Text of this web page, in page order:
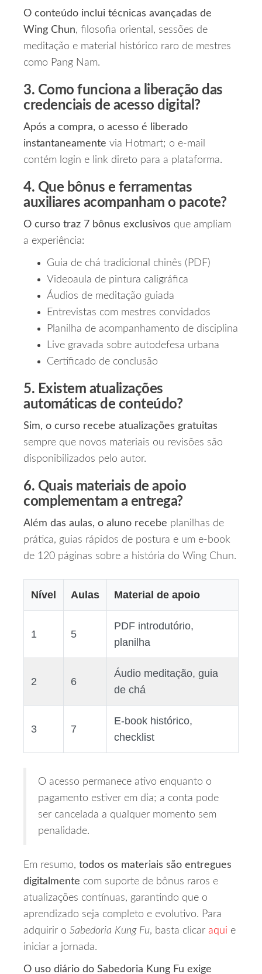
O conteúdo inclui técnicas avançadas de
Wing Chun, filosofia oriental, sessões de
meditação e material histórico raro de mestres
como Pang Nam.
3. Como funciona a liberação das
credenciais de acesso digital?
Após a compra, o acesso é liberado
instantaneamente via Hotmart; o e‑mail
contém login e link direto para a plataforma.
4. Que bônus e ferramentas
auxiliares acompanham o pacote?
O curso traz 7 bônus exclusivos que ampliam
a experiência:
Guia de chá tradicional chinês (PDF)
Videoaula de pintura caligráfica
Áudios de meditação guiada
Entrevistas com mestres convidados
Planilha de acompanhamento de disciplina
Live gravada sobre autodefesa urbana
Certificado de conclusão
5. Existem atualizações
automáticas de conteúdo?
Sim, o curso recebe atualizações gratuitas
sempre que novos materiais ou revisões são
disponibilizados pelo autor.
6. Quais materiais de apoio
complementam a entrega?
Além das aulas, o aluno recebe planilhas de
prática, guias rápidos de postura e um e‑book
de 120 páginas sobre a história do Wing Chun.
Nível Aulas Material de apoio
1 5
PDF introdutório,
planilha
2 6
Áudio meditação, guia
de chá
3 7
E‑book histórico,
checklist
O acesso permanece ativo enquanto o
pagamento estiver em dia; a conta pode
ser cancelada a qualquer momento sem
penalidade.
Em resumo, todos os materiais são entregues
digitalmente com suporte de bônus raros e
atualizações contínuas, garantindo que o
aprendizado seja completo e evolutivo. Para
adquirir o Sabedoria Kung Fu, basta clicar aqui e
iniciar a jornada.
O uso diário do Sabedoria Kung Fu exige